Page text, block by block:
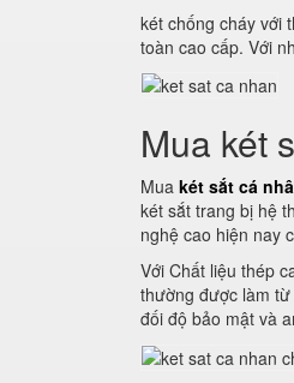
két chống cháy với
toàn cao cấp. Với
Mua két
Mua két sắt cá
két sắt trang bị hệ
nghệ cao hiện nay
Với Chất liệu thép
thường được làm
đối độ bảo mật và